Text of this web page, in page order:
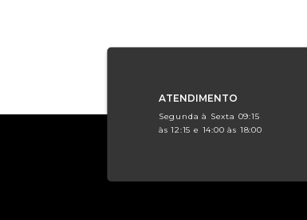
ATENDIMENTO
Segunda à Sexta 09:15
às 12:15 e 14:00 às 18:00